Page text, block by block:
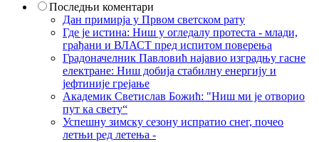
Последњи коментари
Дан примирја у Првом светском рату
Где је истина: Ниш у огледалу протеста - млади,
грађани и ВЛАСТ пред испитом поверења
Градоначелник Павловић најавио изградњу гасне
електране: Ниш добија стабилну енергију и
јефтиније грејање
Академик Светислав Божић: "Ниш ми је отворио
пут ка свету“
Успешну зимску сезону испратио снег, почео
летњи ред летења -